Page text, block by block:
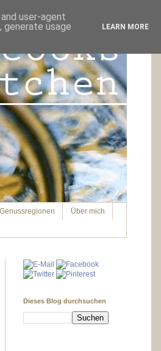
Genussregionen Über mich
Dieses Blog durchsuchen
user-agent
usage
LEARN MORE